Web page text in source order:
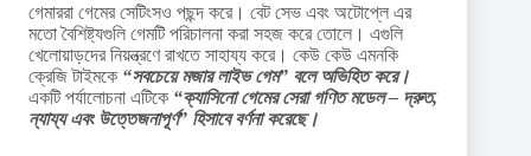
গেমাররা গেমের সেটিংসও পছন্দ করে। বেট সেভ এবং অটোপ্লে এর
মতো বৈশিষ্ট্যগুলি গেমটি পরিচালনা করা সহজ করে তোলে। এগুলি
খেলোয়াড়দের নিয়ন্ত্রণে রাখতে সাহায্য করে। কেউ কেউ এমনকি
ক্রেজি টাইমকে “সবচেয়ে মজার লাইভ গেম” বলে অভিহিত করে।
একটি পর্যালোচনা এটিকে “ক্যাসিনো গেমের সেরা গণিত মডেল – দ্রুত,
ন্যায্য এবং উত্তেজনাপূর্ণ” হিসাবে বর্ণনা করেছে।